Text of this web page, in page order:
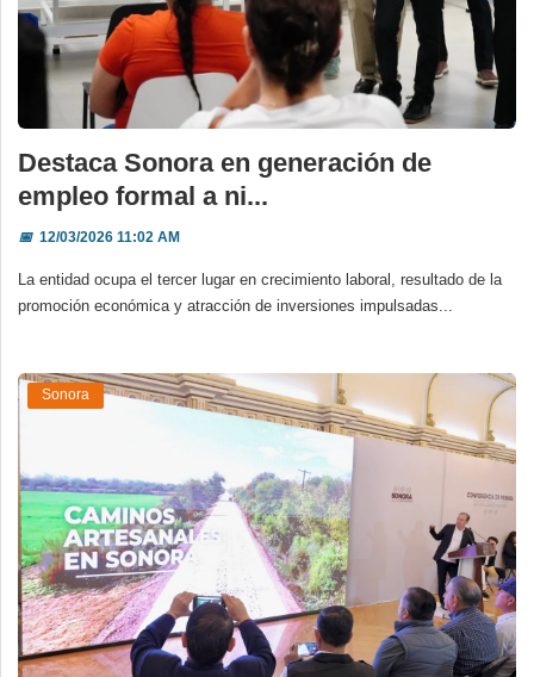
Destaca Sonora en generación de
empleo formal a ni...
📅12/03/2026 11:02 AM
La entidad ocupa el tercer lugar en crecimiento laboral, resultado de la
promoción económica y atracción de inversiones impulsadas...
Sonora